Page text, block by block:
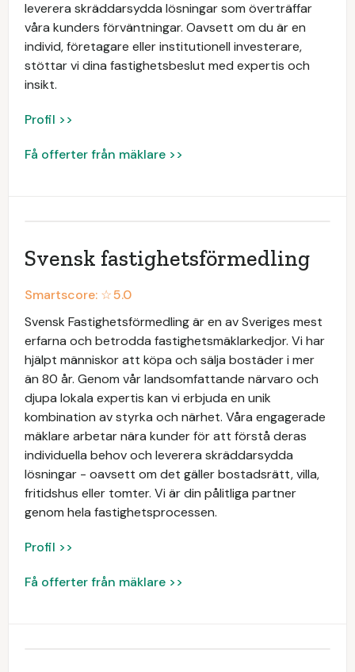
leverera skräddarsydda lösningar som överträffar
våra kunders förväntningar. Oavsett om du är en
individ, företagare eller institutionell investerare,
stöttar vi dina fastighetsbeslut med expertis och
insikt.
Profil >>
Få offerter från mäklare >>
Svensk fastighetsförmedling
Smartscore: ☆5.0
Svensk Fastighetsförmedling är en av Sveriges mest
erfarna och betrodda fastighetsmäklarkedjor. Vi har
hjälpt människor att köpa och sälja bostäder i mer
än 80 år. Genom vår landsomfattande närvaro och
djupa lokala expertis kan vi erbjuda en unik
kombination av styrka och närhet. Våra engagerade
mäklare arbetar nära kunder för att förstå deras
individuella behov och leverera skräddarsydda
lösningar - oavsett om det gäller bostadsrätt, villa,
fritidshus eller tomter. Vi är din pålitliga partner
genom hela fastighetsprocessen.
Profil >>
Få offerter från mäklare >>